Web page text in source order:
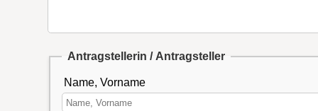
Antragstellerin / Antragsteller
Name, Vorname